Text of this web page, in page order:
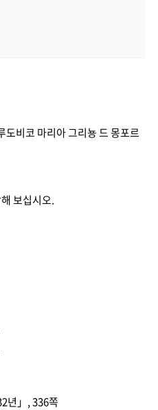
도비코 마리아 그리뇽 드 몽포르
보십시오.
」, 336쪽